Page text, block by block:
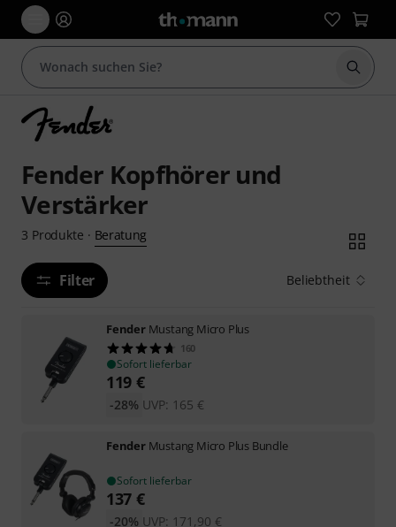
Suche
Fender Kopfhörer und
Verstärker
3 Produkte · Beratung
Filter Beliebtheit
Fender Mustang Micro Plus
160
Sofort lieferbar
119 €
UVP: 165 €
-28%
Fender Mustang Micro Plus Bundle
Sofort lieferbar
137 €
UVP: 171,90 €
-20%